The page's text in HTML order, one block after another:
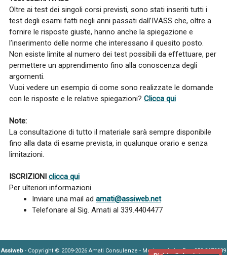
Oltre ai test dei singoli corsi previsti, sono stati inseriti tutti i
test degli esami fatti negli anni passati dall’IVASS che, oltre a
fornire le risposte giuste, hanno anche la spiegazione e
l’inserimento delle norme che interessano il quesito posto.
Non esiste limite al numero dei test possibili da effettuare, per
permettere un apprendimento fino alla conoscenza degli
argomenti.
Vuoi vedere un esempio di come sono realizzate le domande
con le risposte e le relative spiegazioni? Clicca qui
Note:
La consultazione di tutto il materiale sarà sempre disponibile
fino alla data di esame prevista, in qualunque orario e senza
limitazioni.
ISCRIZIONI clicca qui
Per ulteriori informazioni
Inviare una mail ad amati@assiweb.net
Telefonare al Sig. Amati al 339.4404477
Assiweb - Copyright © 2009-2026 Amati Consulenze - Modena, Italy - Fax: 059 8672209